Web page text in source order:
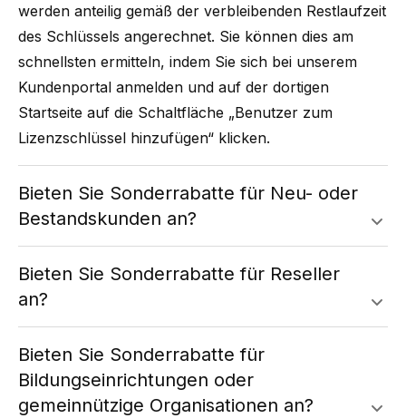
werden anteilig gemäß der verbleibenden Restlaufzeit
des Schlüssels angerechnet. Sie können dies am
schnellsten ermitteln, indem Sie sich bei unserem
Kundenportal anmelden und auf der dortigen
Startseite auf die Schaltfläche „Benutzer zum
Lizenzschlüssel hinzufügen“ klicken.
Bieten Sie Sonderrabatte für Neu- oder
Bestandskunden an?
Bieten Sie Sonderrabatte für Reseller
an?
Bieten Sie Sonderrabatte für
Bildungseinrichtungen oder
gemeinnützige Organisationen an?